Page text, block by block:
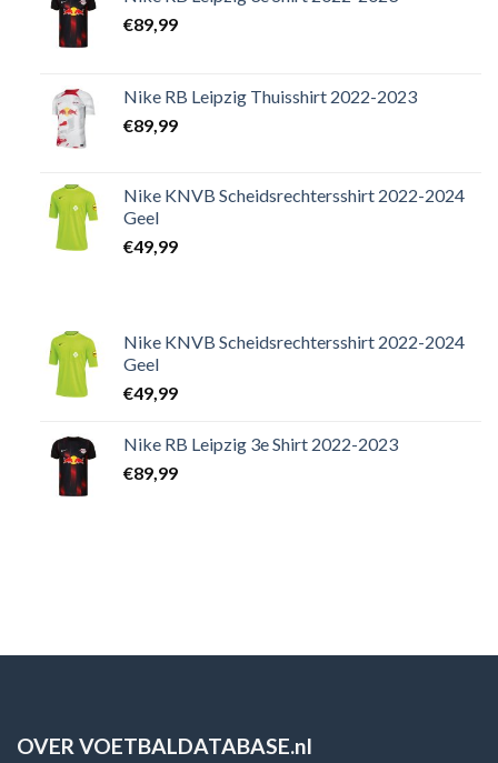
€89,99
Nike RB Leipzig Thuisshirt 2022-2023
€89,99
Nike KNVB Scheidsrechtersshirt 2022-2024
Geel
€49,99
Nike KNVB Scheidsrechtersshirt 2022-2024
Geel
€49,99
Nike RB Leipzig 3e Shirt 2022-2023
€89,99
OVER VOETBALDATABASE.nl